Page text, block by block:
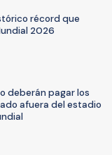
récord que
2026
deberán pagar los
afuera del estadio